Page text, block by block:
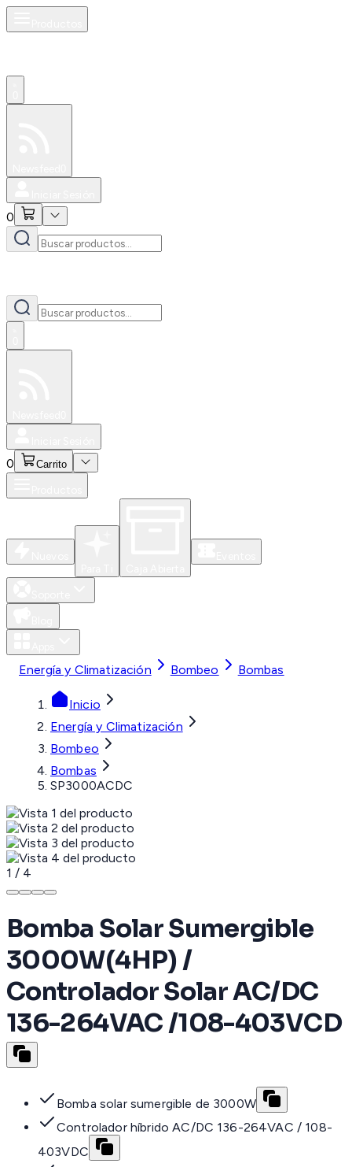
0
0 Carrito
Energía y Climatización Bombeo Bombas
Inicio
Energía y Climatización
Bombeo
Bombas
SP3000ACDC
1 / 4
Bomba Solar Sumergible
3000W(4HP) /
Controlador Solar AC/DC
136-264VAC /108-403VCD
Bomba solar sumergible de 3000W
Controlador híbrido AC/DC 136-264VAC / 108-
403VDC